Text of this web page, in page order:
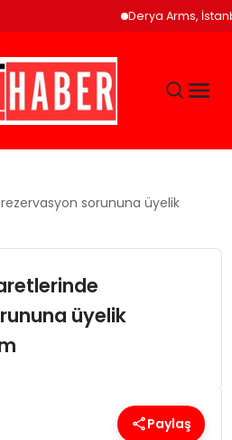
Derya Arms, İstanbul
sorununa üyelik
üyelik
Paylaş